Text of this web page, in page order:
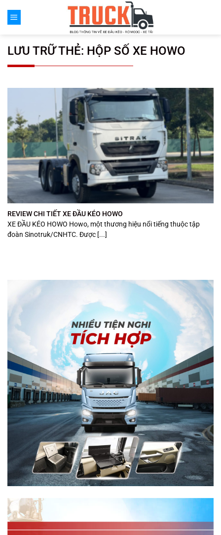
đến
LƯU TRỮ THẺ: HỘP SỐ XE HOWO
REVIEW CHI TIẾT XE ĐẦU KÉO HOWO
XE ĐẦU KÉO HOWO Howo, một thương hiệu nổi tiếng thuộc tập
đoàn Sinotruk/CNHTC. Được [...]